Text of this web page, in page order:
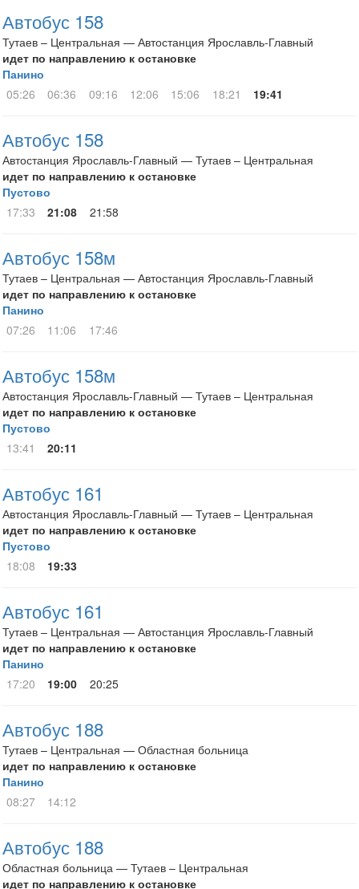
Автобус 158
Тутаев – Центральная — Автостанция Ярославль-Главный
идет по направлению к остановке
Панино
05:26
06:36 09:16 12:06 15:06 18:21 19:41
Автобус 158
Автостанция Ярославль-Главный — Тутаев – Центральная
идет по направлению к остановке
Пустово
17:33
21:08 21:58
Автобус 158м
Тутаев – Центральная — Автостанция Ярославль-Главный
идет по направлению к остановке
Панино
07:26
11:06 17:46
Автобус 158м
Автостанция Ярославль-Главный — Тутаев – Центральная
идет по направлению к остановке
Пустово
13:41
20:11
Автобус 161
Автостанция Ярославль-Главный — Тутаев – Центральная
идет по направлению к остановке
Пустово
18:08
19:33
Автобус 161
Тутаев – Центральная — Автостанция Ярославль-Главный
идет по направлению к остановке
Панино
17:20
19:00 20:25
Автобус 188
Тутаев – Центральная — Областная больница
идет по направлению к остановке
Панино
08:27
14:12
Автобус 188
Областная больница — Тутаев – Центральная
идет по направлению к остановке